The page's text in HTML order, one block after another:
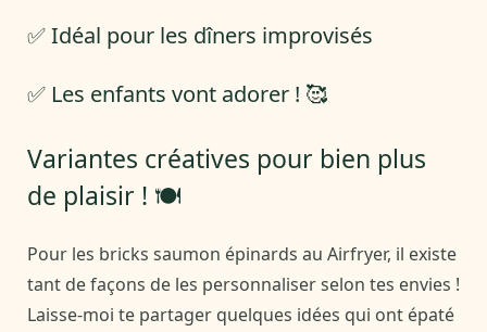
✅ Idéal pour les dîners improvisés
✅ Les enfants vont adorer ! 🥰
Variantes créatives pour bien plus
de plaisir ! 🍽️
Pour les bricks saumon épinards au Airfryer, il existe
tant de façons de les personnaliser selon tes envies !
Laisse-moi te partager quelques idées qui ont épaté